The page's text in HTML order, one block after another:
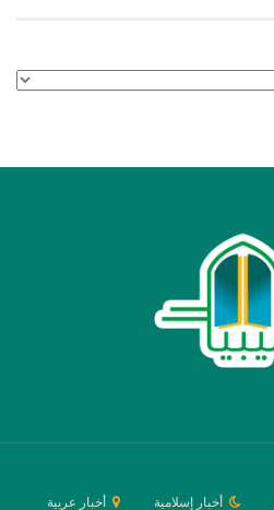
أخبار إسلامية أخبار عربية